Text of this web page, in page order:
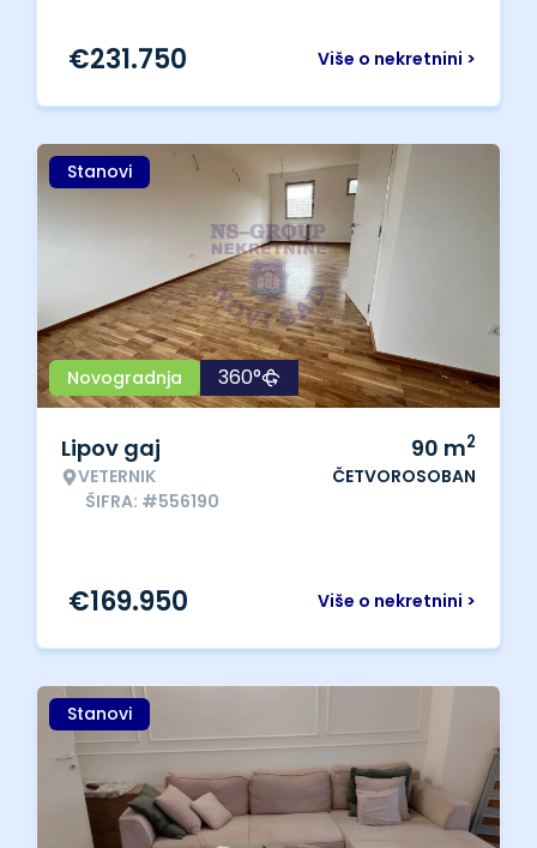
Više o nekretnini >
€231.750
Stanovi
Novogradnja 360°
Lipov gaj
VETERNIK
ŠIFRA: #556190
90 m2
ČETVOROSOBAN
Više o nekretnini >
€169.950
Stanovi